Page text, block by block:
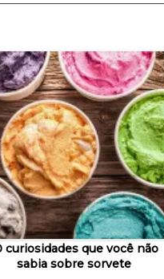
curiosidades que você não
sabia sobre sorvete